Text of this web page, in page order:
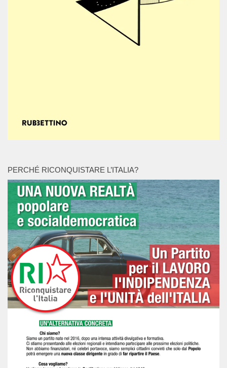
PERCHÉ RICONQUISTARE L’ITALIA?